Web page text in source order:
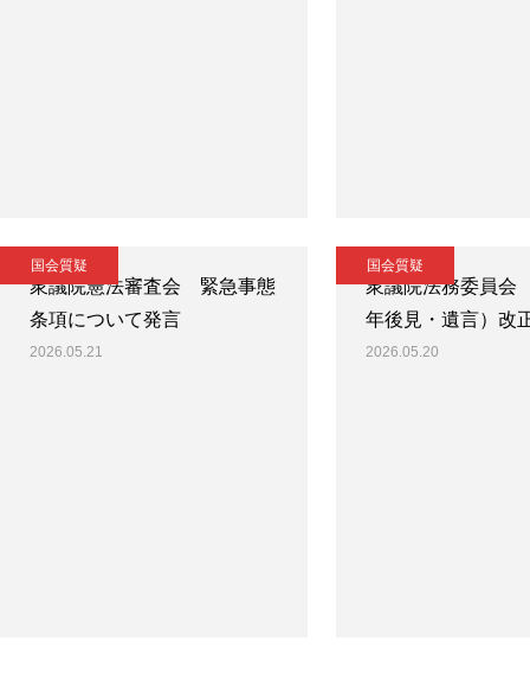
国会質疑
衆議院憲法審査会 緊急事態
条項について発言
2026.05.21
国会質疑
衆議院法務委員
年後見・遺言）改
2026.05.20